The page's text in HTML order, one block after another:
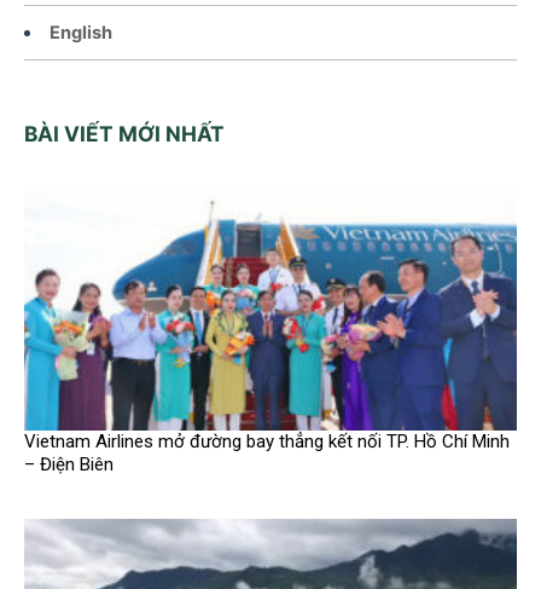
English
BÀI VIẾT MỚI NHẤT
Vietnam Airlines mở đường bay thẳng kết nối TP. Hồ Chí Minh
– Điện Biên